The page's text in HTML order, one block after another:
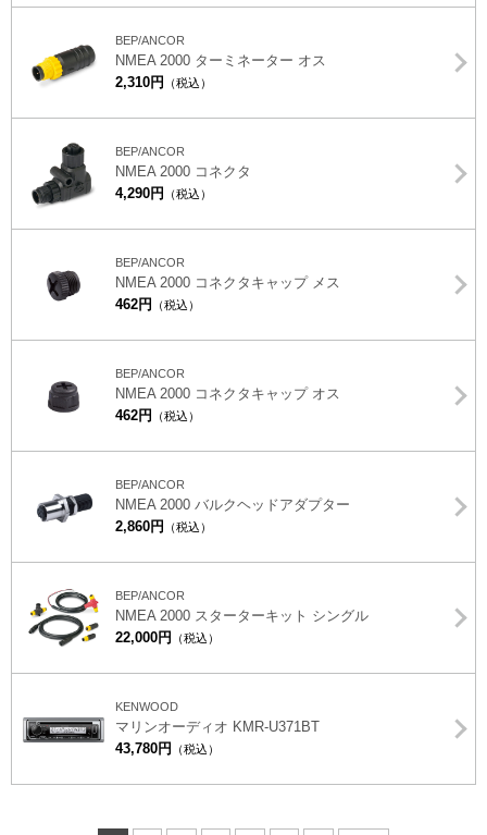
BEP/ANCOR
NMEA 2000 ターミネーター オス
2,310円
（税込）
BEP/ANCOR
NMEA 2000 コネクタ
4,290円
（税込）
BEP/ANCOR
NMEA 2000 コネクタキャップ メス
462円
（税込）
BEP/ANCOR
NMEA 2000 コネクタキャップ オス
462円
（税込）
BEP/ANCOR
NMEA 2000 バルクヘッドアダプター
2,860円
（税込）
BEP/ANCOR
NMEA 2000 スターターキット シングル
22,000円
（税込）
KENWOOD
マリンオーディオ KMR-U371BT
43,780円
（税込）